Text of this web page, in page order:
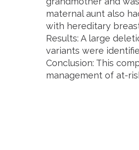
maternal aunt also
with hereditary
Results: A large
variants were
Conclusion: This
management of at-